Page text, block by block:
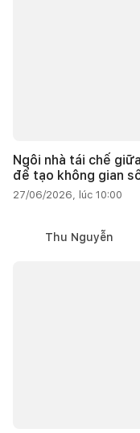
Ngôi nhà tái chế
để tạo không gian
27/06/2026, lúc 10:00
Thu Nguyễn